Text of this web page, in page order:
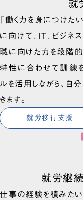
就
「働く力を身につけた
に向けて、IT、ビジネ
職に向けた力を段階
特性に合わせて訓練を
ルを活用しながら、自
きます。
就労移行支援
就労継
仕事の経験を積みた